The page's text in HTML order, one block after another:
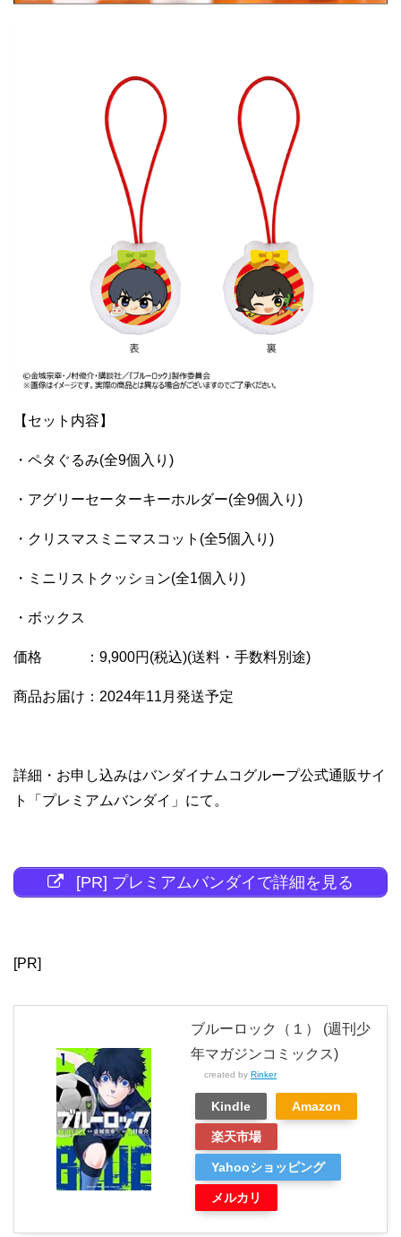
【セット内容】
・ペタぐるみ(全9個入り)
・アグリーセーターキーホルダー(全9個入り)
・クリスマスミニマスコット(全5個入り)
・ミニリストクッション(全1個入り)
・ボックス
価格 ：9,900円(税込)(送料・手数料別途)
商品お届け：2024年11月発送予定
詳細・お申し込みはバンダイナムコグループ公式通販サイ
ト「プレミアムバンダイ」にて。
[PR] プレミアムバンダイで詳細を見る
[PR]
ブルーロック（１） (週刊少
年マガジンコミックス)
created by Rinker
Kindle Amazon
楽天市場
Yahooショッピング
メルカリ